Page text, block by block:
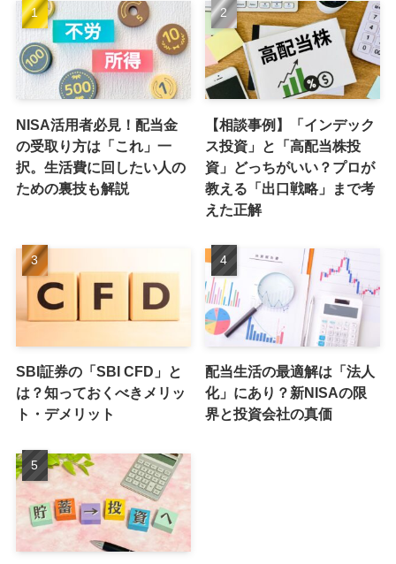
NISA活用者必見！配当金
の受取り方は「これ」一
択。生活費に回したい人の
ための裏技も解説
【相談事例】「インデック
ス投資」と「高配当株投
資」どっちがいい？プロが
教える「出口戦略」まで考
えた正解
SBI証券の「SBI CFD」と
は？知っておくべきメリッ
ト・デメリット
配当生活の最適解は「法人
化」にあり？新NISAの限
界と投資会社の真価